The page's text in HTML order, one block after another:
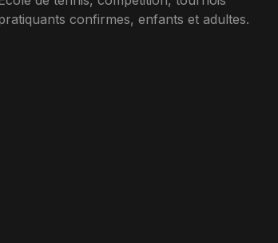
confirmes, enfants et adultes.